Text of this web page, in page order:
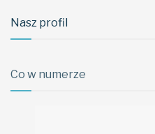
Nasz profil
Co w numerze